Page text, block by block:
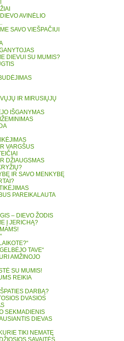
AVINĖLIO
SAVO VIEŠPAČIUI
DIEVUI SU MUMIS?
IR MIRUSIŲJŲ
IŠGANYMAS
VARGŠUS
DŽIAUGSMAS
IR SAVO MENKYBĘ
PAREIKALAUTA
– DIEVO ŽODIS
Į JERICHĄ?
TAVE“
AMŽINOJO
SU MUMIS!
REIKIA
DARBĄ?
DVASIOS
SEKMADIENIS
DIEVAS
TIKI NEMATĘ
SAVAITĖS